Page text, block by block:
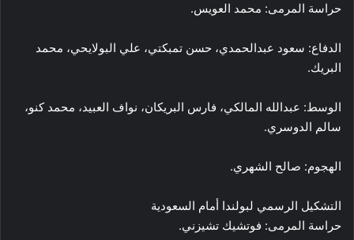
حراسة المرمى: محمد العويس.
الدفاع: سعود عبدالحمدي، حسن تمبكتي، علي البولايحي، محمد
البريك.
الوسط: عبدالله المالكي، فارس البريكان، نواف العبيد، محمد كنو،
سالم الدوسري.
الهجوم: صالح الشهري.
التشكيل الرسمي لبولندا أمام السعودية
حراسة المرمى: فوتشيك تشيزني.